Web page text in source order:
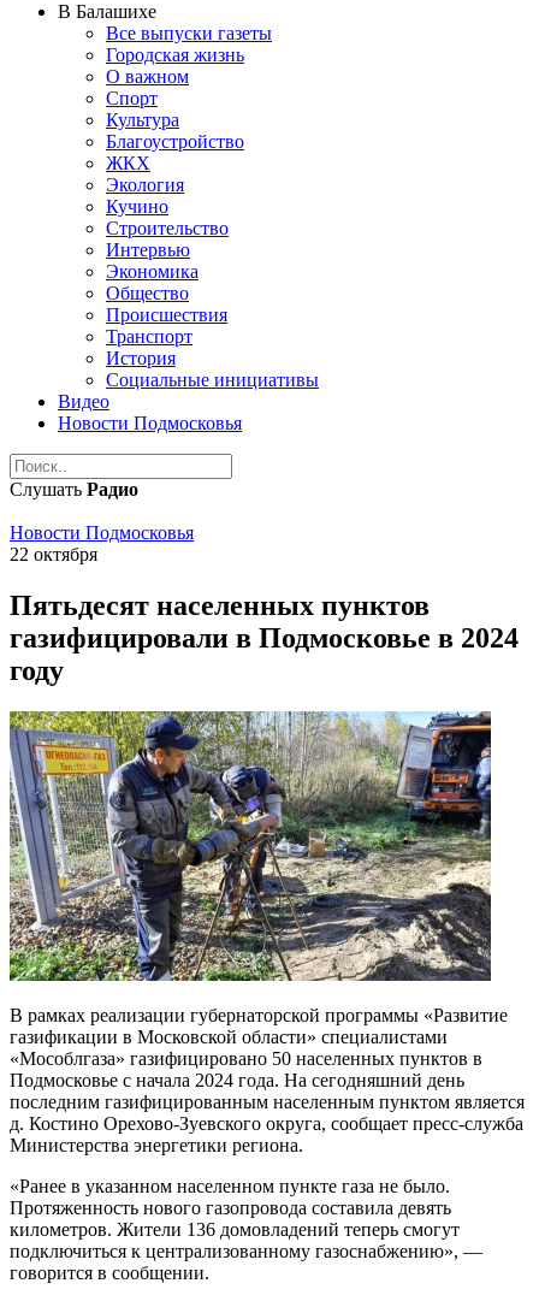
В Балашихе
Все выпуски газеты
Городская жизнь
О важном
Спорт
Культура
Благоустройство
ЖКХ
Экология
Кучино
Строительство
Интервью
Экономика
Общество
Происшествия
Транспорт
История
Социальные инициативы
Видео
Новости Подмосковья
Слушать Радио
Новости Подмосковья
22 октября
Пятьдесят населенных пунктов
газифицировали в Подмосковье в 2024
году
В рамках реализации губернаторской программы «Развитие
газификации в Московской области» специалистами
«Мособлгаза» газифицировано 50 населенных пунктов в
Подмосковье с начала 2024 года. На сегодняшний день
последним газифицированным населенным пунктом является
д. Костино Орехово-Зуевского округа, сообщает пресс-служба
Министерства энергетики региона.
«Ранее в указанном населенном пункте газа не было.
Протяженность нового газопровода составила девять
километров. Жители 136 домовладений теперь смогут
подключиться к централизованному газоснабжению», —
говорится в сообщении.